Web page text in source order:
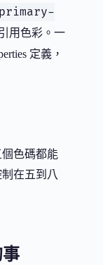
用色彩。一
定義，
色碼都能
在五到八
事